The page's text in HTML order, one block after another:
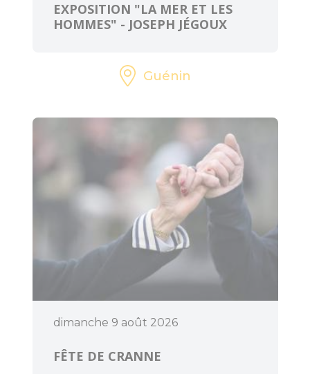
ART ET
EXPOSITION "LA MER ET LES
HOMMES" - JOSEPH JÉGOUX
Guénin
dimanche 9 août 2026
FÊTE DE CRANNE